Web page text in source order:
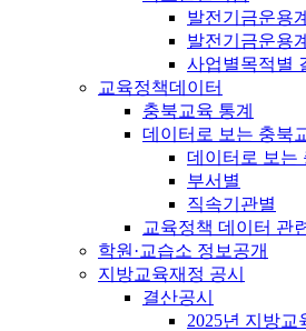
발전기금운용
발전기금운용
사업별목적별
교육정책데이터
충북교육 통계
데이터로 보는 충북
데이터로 보는
부서별
직속기관별
교육정책 데이터 관
학원·교습소 정보공개
지방교육재정 공시
결산공시
2025년 지방